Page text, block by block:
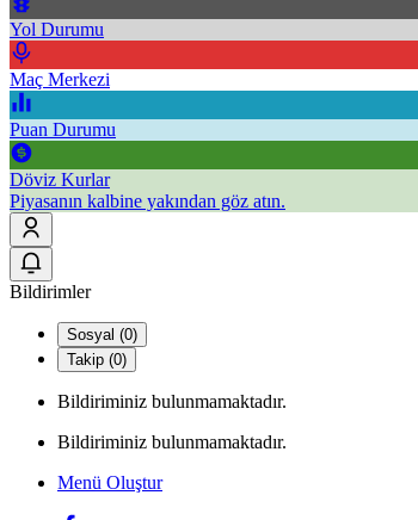
Yol Durumu
Maç Merkezi
Puan Durumu
Döviz Kurlar
Piyasanın kalbine yakından göz atın.
Bildirimler
Sosyal (0)
Takip (0)
Bildiriminiz bulunmamaktadır.
Bildiriminiz bulunmamaktadır.
Menü Oluştur